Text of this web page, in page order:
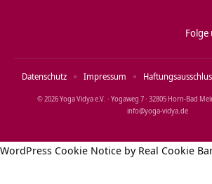
Folge
© 2026 Yoga Vidya e.V. · Yogaweg 7 · 32805 Horn‑Bad
info@yoga‑vidya.de
Datenschutz Impressum
WordPress Cookie Notice by Real Cookie